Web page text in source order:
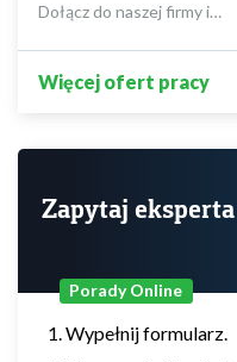
Dołącz do naszej firmy i…
Więcej ofert pracy
Zapytaj eksperta
Porady Online
Wypełnij formularz.